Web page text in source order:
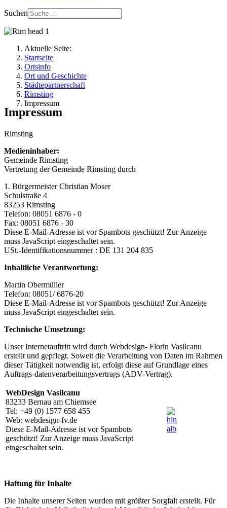
Suchen
Aktuelle Seite:
Startseite
Ortsinfo
Ort und Geschichte
Städtepartnerschaft
Rimsting
Impressum
Impressum
Rimsting
Medieninhaber:
Gemeinde Rimsting
Vertretung der Gemeinde Rimsting durch
1. Bürgermeister Christian Moser
Schulstraße 4
83253 Rimsting
Telefon: 08051 6876 - 0
Fax: 08051 6876 - 30
Diese E-Mail-Adresse ist vor Spambots geschützt! Zur Anzeige
muss JavaScript eingeschaltet sein.
USt.-Identifikationsnummer : DE 131 204 835
Inhaltliche Verantwortung:
Martin Obermüller
Telefon: 08051/ 6876-20
Diese E-Mail-Adresse ist vor Spambots geschützt! Zur Anzeige
muss JavaScript eingeschaltet sein.
Technische Umsetzung:
Unser Internetauftritt wird durch Webdesign- Florin Vasilcanu
erstellt und gepflegt. Soweit die Verarbeitung von Daten im Rahmen
dieser Tätigkeit notwendig ist, erfolgt diese auf Grundlage eines
Auftrags-datenverarbeitungsvertrags (ADV-Vertrag).
WebDesign Vasilcanu
83233 Bernau am Chiemsee
Tel: +49 (0) 1577 658 455
Web: webdesign-fv.de
Diese E-Mail-Adresse ist vor Spambots
geschützt! Zur Anzeige muss JavaScript
eingeschaltet sein.
Haftung für Inhalte
Die Inhalte unserer Seiten wurden mit größter Sorgfalt erstellt. Für